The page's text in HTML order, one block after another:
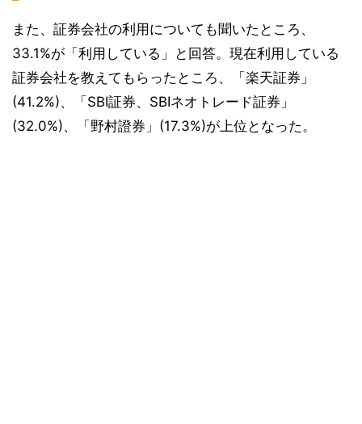
また、証券会社の利用についても聞いたところ、
33.1%が「利用している」と回答。現在利用している
証券会社を教えてもらったところ、「楽天証券」
(41.2%)、「SBI証券、SBIネオトレード証券」
(32.0%)、「野村證券」(17.3%)が上位となった。